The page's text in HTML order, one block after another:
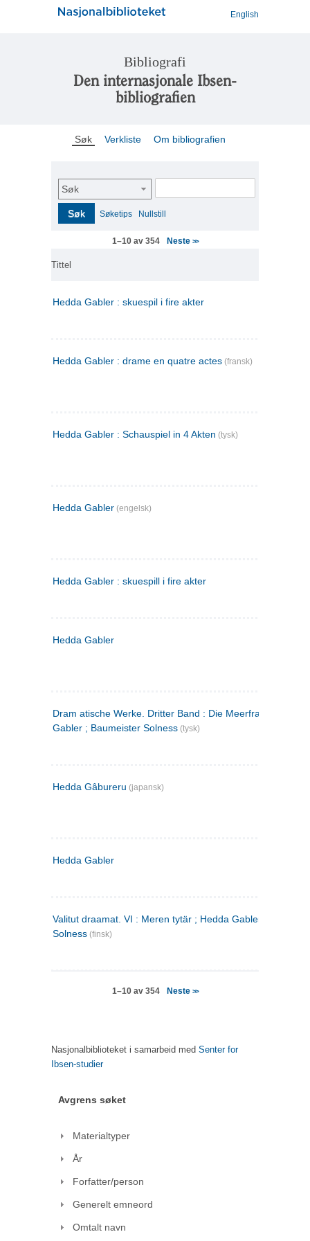
English
Bibliografi
Den internasjonale Ibsen-
bibliografien
Søk Verkliste Om bibliografien
Søk
Søk Søketips Nullstill
1–10 av 354 Neste >>
Tittel
Hedda Gabler : skuespil i fire akter
Hedda Gabler : drame en quatre actes (fransk)
Hedda Gabler : Schauspiel in 4 Akten (tysk)
Hedda Gabler (engelsk)
Hedda Gabler : skuespill i fire akter
Hedda Gabler
Dram atische Werke. Dritter Band : Die Meerfrau ; Hedda
Gabler ; Baumeister Solness (tysk)
Hedda Gâbureru (japansk)
Hedda Gabler
Valitut draamat. VI : Meren tytär ; Hedda Gabler ;
Solness (finsk)
1–10 av 354 Neste >>
Nasjonalbiblioteket i samarbeid med Senter for
Ibsen-studier
Avgrens søket
Materialtyper
År
Forfatter/person
Generelt emneord
Omtalt navn